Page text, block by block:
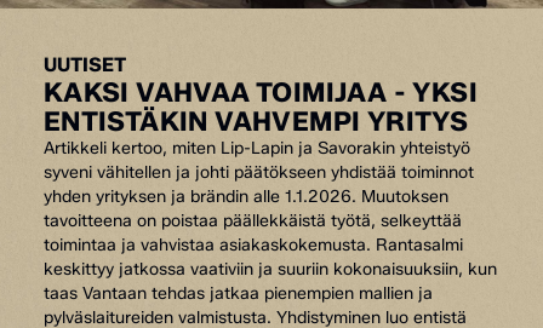
UUTISET
KAKSI VAHVAA TOIMIJAA - YKSI
ENTISTÄKIN VAHVEMPI YRITYS
Artikkeli kertoo, miten Lip-Lapin ja Savorakin yhteistyö
syveni vähitellen ja johti päätökseen yhdistää toiminnot
yhden yrityksen ja brändin alle 1.1.2026. Muutoksen
tavoitteena on poistaa päällekkäistä työtä, selkeyttää
toimintaa ja vahvistaa asiakaskokemusta. Rantasalmi
keskittyy jatkossa vaativiin ja suuriin kokonaisuuksiin, kun
taas Vantaan tehdas jatkaa pienempien mallien ja
pylväslaitureiden valmistusta. Yhdistyminen luo entistä